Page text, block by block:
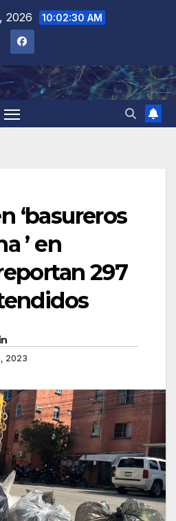
2026 10:02:31 AM
‘basureros
’ en
297
2023